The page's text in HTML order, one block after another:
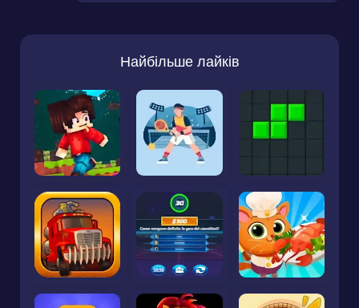
Найбільше лайків